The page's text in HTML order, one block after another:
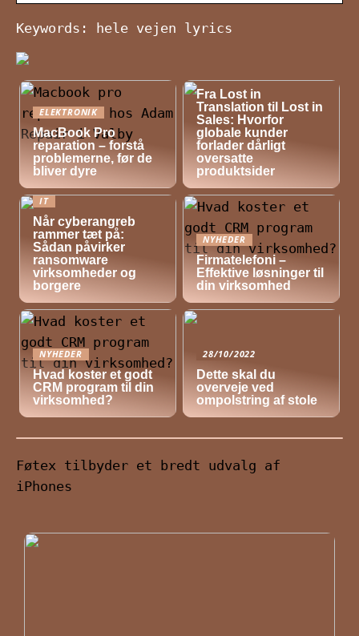
Keywords: hele vejen lyrics
ELEKTRONIK
MacBook Pro
reparation – forstå
problemerne, før de
bliver dyre
Fra Lost in
Translation til Lost in
Sales: Hvorfor
globale kunder
forlader dårligt
oversatte
produktsider
IT
Når cyberangreb
rammer tæt på:
Sådan påvirker
ransomware
virksomheder og
borgere
NYHEDER
Firmatelefoni –
Effektive løsninger til
din virksomhed
NYHEDER
Hvad koster et godt
CRM program til din
virksomhed?
28/10/2022
Dette skal du
overveje ved
ompolstring af stole
Føtex tilbyder et bredt udvalg af
iPhones